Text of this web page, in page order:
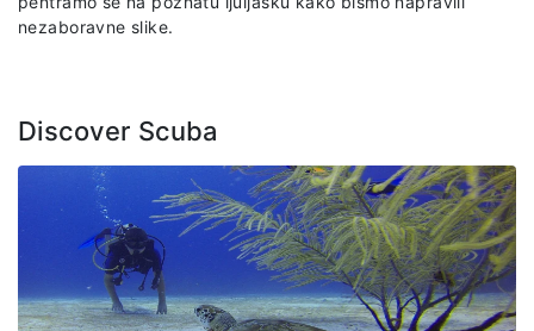
nezaboravne slike.
Discover Scuba